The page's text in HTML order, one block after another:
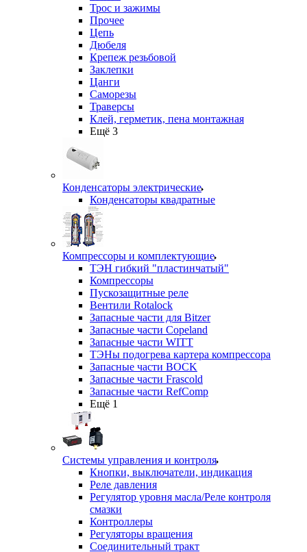
Трос и зажимы
Прочее
Цепь
Дюбеля
Крепеж резьбовой
Заклепки
Цанги
Саморезы
Траверсы
Клей, герметик, пена монтажная
Ещё 3
Конденсаторы электрические
Конденсаторы квадратные
Компрессоры и комплектующие
ТЭН гибкий "пластинчатый"
Компрессоры
Пускозащитные реле
Вентили Rotalock
Запасные части для Bitzer
Запасные части Copeland
Запасные части WITT
ТЭНы подогрева картера компрессора
Запасные части BOCK
Запасные части Frascold
Запасные части RefComp
Ещё 1
Системы управления и контроля
Кнопки, выключатели, индикация
Реле давления
Регулятор уровня масла/Реле контроля
смазки
Контроллеры
Регуляторы вращения
Соединительный тракт